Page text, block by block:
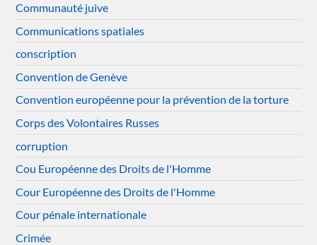
Communauté juive
Communications spatiales
conscription
Convention de Genève
Convention européenne pour la prévention de la torture
Corps des Volontaires Russes
corruption
Cou Européenne des Droits de l'Homme
Cour Européenne des Droits de l'Homme
Cour pénale internationale
Crimée